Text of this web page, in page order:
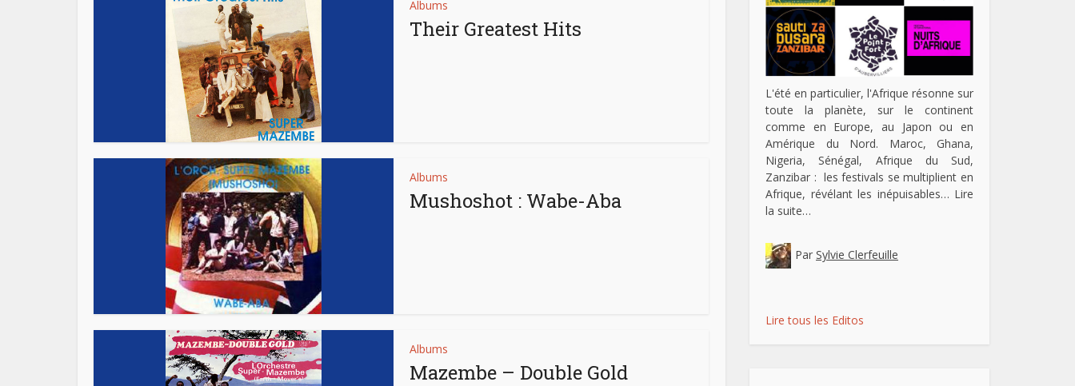
Albums
Their Greatest Hits
Albums
Mushoshot : Wabe-Aba
Albums
Mazembe – Double Gold
L'été en particulier, l'Afrique résonne sur
toute la planète, sur le continent
comme en Europe, au Japon ou en
Amérique du Nord. Maroc, Ghana,
Nigeria, Sénégal, Afrique du Sud,
Zanzibar : les festivals se multiplient en
Afrique, révélant les inépuisables… Lire
la suite…
Par Sylvie Clerfeuille
Lire tous les Editos